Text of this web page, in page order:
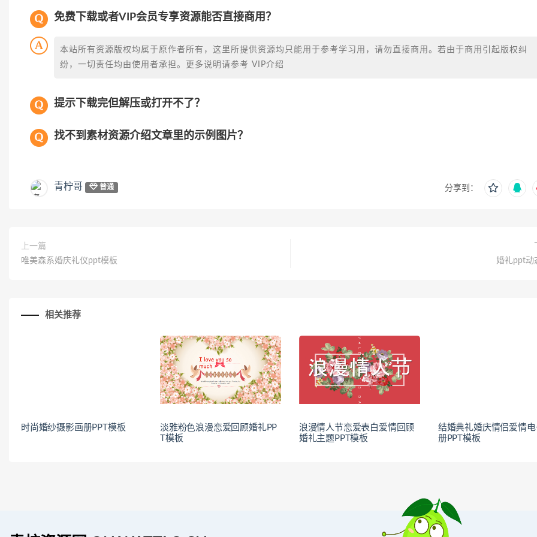
免费下载或者VIP会员专享资源能否直接商用？
本站所有资源版权均属于原作者所有，这里所提供资源均只能用于参考学习用，请勿直接商用。若由于商用引起版权纠
纷，一切责任均由使用者承担。更多说明请参考 VIP介绍
提示下载完但解压或打开不了？
找不到素材资源介绍文章里的示例图片？
青柠哥 普通 分享到：
上一篇
唯美森系婚庆礼仪ppt模板
婚礼ppt动
相关推荐
时尚婚纱摄影画册PPT模板
淡雅粉色浪漫恋爱回顾婚礼PP
T模板
浪漫情人节恋爱表白爱情回顾
婚礼主题PPT模板
结婚典礼婚庆情侣爱情电
册PPT模板